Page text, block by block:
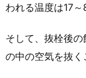
われる温度は17～
そして、抜栓後
の中の空気を抜く